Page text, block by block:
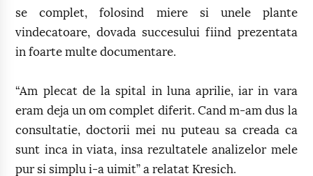
se complet, folosind miere si unele plante
vindecatoare, dovada succesului fiind prezentata
in foarte multe documentare.
“Am plecat de la spital in luna aprilie, iar in vara
eram deja un om complet diferit. Cand m-am dus la
consultatie, doctorii mei nu puteau sa creada ca
sunt inca in viata, insa rezultatele analizelor mele
pur si simplu i-a uimit” a relatat Kresich.